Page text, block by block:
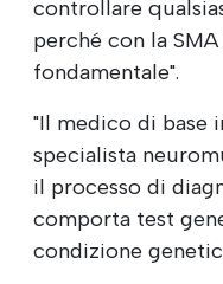
controllare
perché con la
fondamentale".
"Il medico di base
specialista
il processo di
comporta test
condizione